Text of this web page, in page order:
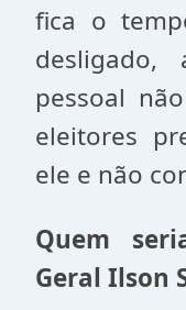
fica o
pessoal
eleitores
ele e não
Quem
Geral Ilson